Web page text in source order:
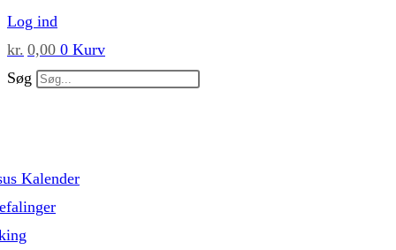
Skip
to
content
Log ind
kr. 0,00 0 Kurv
Søg
Kalender